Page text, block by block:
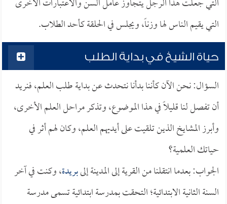
التي يقيم الناس لها وزناً، ويجلس في الحلقة كأحد الطلاب.
حياة الشيخ في بداية الطلب
السؤال: نحن الآن كأننا بدأنا نتحدث عن بداية طلب العلم، فنريد
أن تفصل لنا قليلاً في هذا الموضوع، وتذكر مراحل العلم الأخرى،
وأبرز المشايخ الذين تلقيت على أيديهم العلم، وكان لهم أثر في
حياتك العلمية؟
الجواب: بعدما انتقلنا من القرية إلى المدينة إلىبريدة، وكنت في آخر
السنة الثانية الابتدائية؛ التحقت بمدرسة ابتدائية تسمى مدرسة